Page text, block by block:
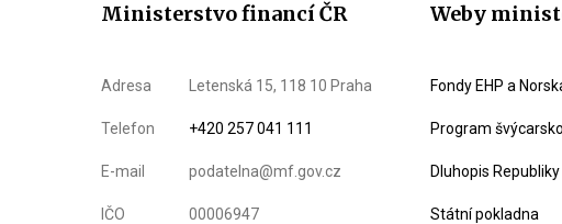
Ministerstvo financí ČR
Adresa Letenská 15, 118 10 Praha
Telefon +420 257 041 111
E-mail podatelna@mf.gov.cz
IČO 00006947
Weby
Fondy EHP a
Program
Dluhopis Republiky
Státní pokladna